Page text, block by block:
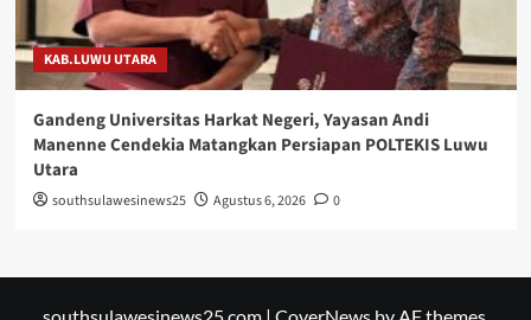
KAB.LUWU UTARA
Gandeng Universitas Harkat Negeri, Yayasan Andi
Manenne Cendekia Matangkan Persiapan POLTEKIS Luwu
Utara
southsulawesinews25 Agustus 6, 2026 0